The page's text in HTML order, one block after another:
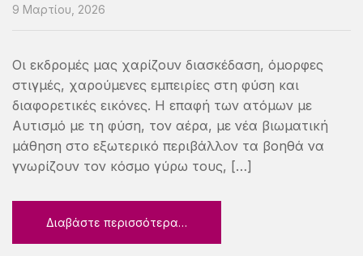
9 Μαρτίου, 2026
Οι εκδρομές μας χαρίζουν διασκέδαση, όμορφες
στιγμές, χαρούμενες εμπειρίες στη φύση και
διαφορετικές εικόνες. Η επαφή των ατόμων με
Αυτισμό με τη φύση, τον αέρα, με νέα βιωματική
μάθηση στο εξωτερικό περιβάλλον τα βοηθά να
γνωρίζουν τον κόσμο γύρω τους, […]
Διαβάστε περισσότερα…